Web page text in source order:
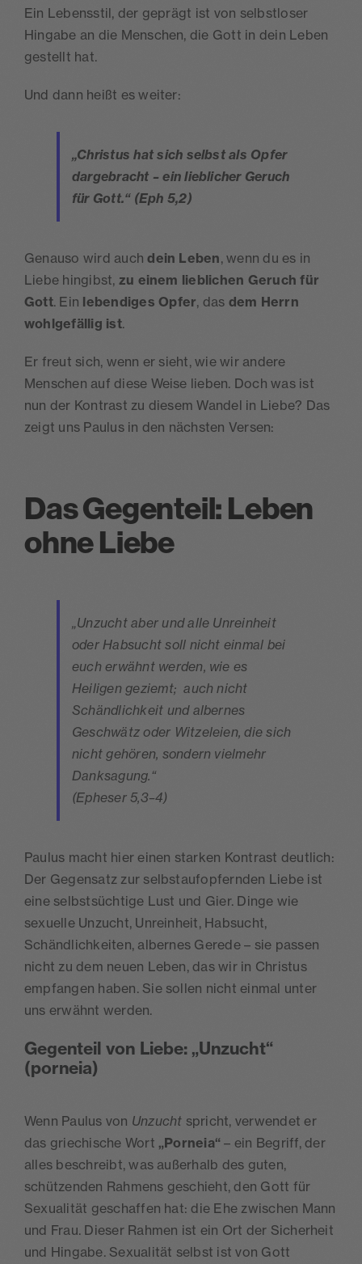
Ein Lebensstil, der geprägt ist von selbstloser
Hingabe an die Menschen, die Gott in dein Leben
gestellt hat.
Und dann heißt es weiter:
„Christus hat sich selbst als Opfer
dargebracht – ein lieblicher Geruch
für Gott.“ (Eph 5,2)
Genauso wird auchdein Leben, wenn du es in
Liebe hingibst, zu einem lieblichen Geruch für
Gott. Ein lebendiges Opfer, das dem Herrn
wohlgefällig ist.
Er freut sich, wenn er sieht, wie wir andere
Menschen auf diese Weise lieben. Doch was ist
nun der Kontrast zu diesem Wandel in Liebe? Das
zeigt uns Paulus in den nächsten Versen:
Das Gegenteil: Leben
ohne Liebe
„Unzucht aber und alle Unreinheit
oder Habsucht soll nicht einmal bei
euch erwähnt werden, wie es
Heiligen geziemt; auch nicht
Schändlichkeit und albernes
Geschwätz oder Witzeleien, die sich
nicht gehören, sondern vielmehr
Danksagung.“
(Epheser 5,3–4)
Paulus macht hier einen starken Kontrast deutlich:
Der Gegensatz zur selbstaufopfernden Liebe ist
eine selbstsüchtige Lust und Gier. Dinge wie
sexuelle Unzucht, Unreinheit, Habsucht,
Schändlichkeiten, albernes Gerede – sie passen
nicht zu dem neuen Leben, das wir in Christus
empfangen haben. Sie sollen nicht einmal unter
uns erwähnt werden.
Gegenteil von Liebe: „Unzucht“
(porneia)
Wenn Paulus von Unzucht spricht, verwendet er
das griechische Wort „Porneia“ – ein Begriff, der
alles beschreibt, was außerhalb des guten,
schützenden Rahmens geschieht, den Gott für
Sexualität geschaffen hat: die Ehe zwischen Mann
und Frau. Dieser Rahmen ist ein Ort der Sicherheit
und Hingabe. Sexualität selbst ist von Gott